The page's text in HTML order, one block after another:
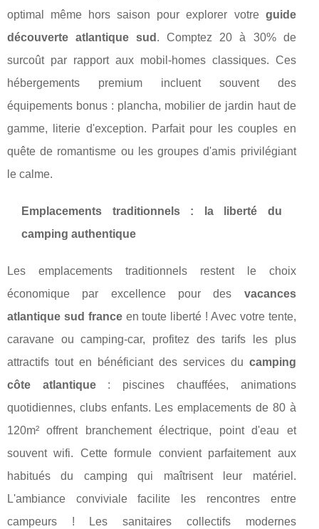
optimal même hors saison pour explorer votre guide
découverte atlantique sud . Comptez 20 à 30% de
surcoût par rapport aux mobil-homes classiques. Ces
hébergements premium incluent souvent des
équipements bonus : plancha, mobilier de jardin haut de
gamme, literie d'exception. Parfait pour les couples en
quête de romantisme ou les groupes d'amis privilégiant
le calme.
Emplacements traditionnels : la liberté du
camping authentique
Les emplacements traditionnels restent le choix
économique par excellence pour des vacances
atlantique sud franceen toute liberté ! Avec votre tente,
caravane ou camping-car, profitez des tarifs les plus
attractifs tout en bénéficiant des services du camping
côte atlantique: piscines chauffées, animations
quotidiennes, clubs enfants. Les emplacements de 80 à
120m² offrent branchement électrique, point d'eau et
souvent wifi. Cette formule convient parfaitement aux
habitués du camping qui maîtrisent leur matériel.
L'ambiance conviviale facilite les rencontres entre
campeurs ! Les sanitaires collectifs modernes